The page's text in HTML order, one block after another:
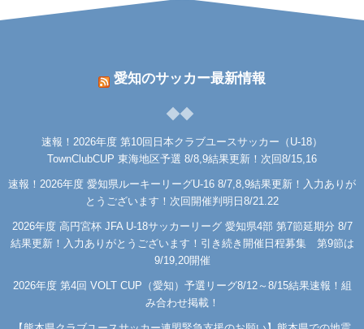
愛知のサッカー最新情報
速報！2026年度 第10回日本クラブユースサッカー（U-18）
TownClubCUP 東海地区予選 8/8,9結果更新！次回8/15,16
速報！2026年度 愛知県ルーキーリーグU-16 8/7,8,9結果更新！入力ありが
とうございます！次回開催判明日8/21.22
2026年度 高円宮杯 JFA U-18サッカーリーグ 愛知県4部 第7節延期分 8/7
結果更新！入力ありがとうございます！引き続き開催日程募集 第9節は
9/19,20開催
2026年度 第4回 VOLT CUP（愛知）予選リーグ8/12～8/15結果速報！組
み合わせ掲載！